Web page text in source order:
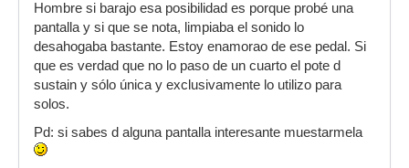
Hombre si barajo esa posibilidad es porque probé una
pantalla y si que se nota, limpiaba el sonido lo
desahogaba bastante. Estoy enamorao de ese pedal. Si
que es verdad que no lo paso de un cuarto el pote d
sustain y sólo única y exclusivamente lo utilizo para
solos.
Pd: si sabes d alguna pantalla interesante muestarmela